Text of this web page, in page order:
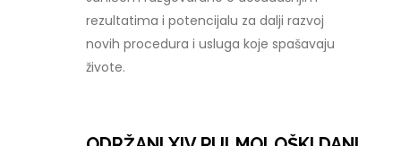
rezultatima i potencijalu za dalji razvoj
novih procedura i usluga koje spašavaju
živote.